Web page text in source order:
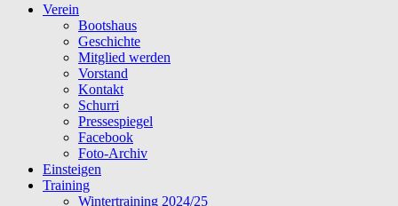
Verein
Bootshaus
Geschichte
Mitglied werden
Vorstand
Kontakt
Schurri
Pressespiegel
Facebook
Foto-Archiv
Einsteigen
Training
Wintertraining 2024/25